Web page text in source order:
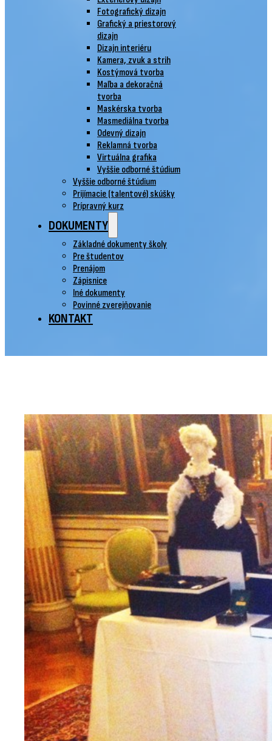
Fotografický dizajn
Grafický a priestorový
dizajn
Dizajn interiéru
Kamera, zvuk a strih
Kostýmová tvorba
Maľba a dekoračná
tvorba
Maskérska tvorba
Masmediálna tvorba
Odevný dizajn
Reklamná tvorba
Virtuálna grafika
Vyššie odborné štúdium
Vyššie odborné štúdium
Prijímacie (talentové) skúšky
Prípravný kurz
DOKUMENTY
Základné dokumenty školy
Pre študentov
Prenájom
Zápisnice
Iné dokumenty
Povinné zverejňovanie
KONTAKT